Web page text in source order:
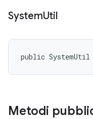
SystemUtil
public
Metodi